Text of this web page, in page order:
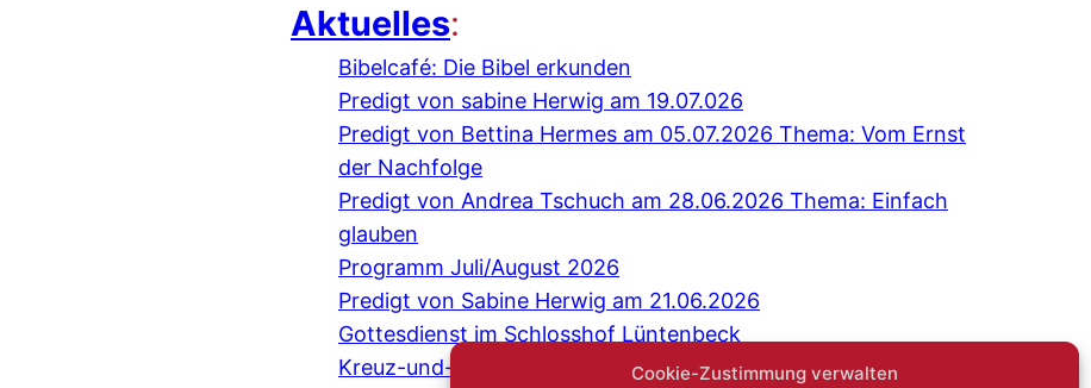
Cookie-Zustimmung verwalten
Aktuelles:
Bibelcafé: Die Bibel erkunden
Predigt von sabine Herwig am 19.07.026
Predigt von Bettina Hermes am 05.07.2026 Thema: Vom Ernst
der Nachfolge
Predigt von Andrea Tschuch am 28.06.2026 Thema: Einfach
glauben
Programm Juli/August 2026
Predigt von Sabine Herwig am 21.06.2026
Gottesdienst im Schlosshof Lüntenbeck
Kreuz-und-quer-Gespräch: Niemand sagt gerne: Ich bin einsam